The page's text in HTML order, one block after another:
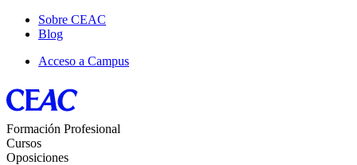
Sobre CEAC
Blog
Acceso a Campus
Formación Profesional
Cursos
Oposiciones